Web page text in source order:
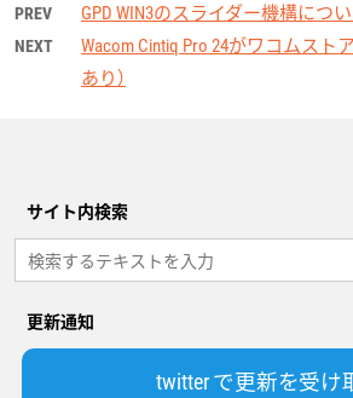
PREV GPD WIN3のスライダー機構につ
NEXT
Wacom Cintiq Pro 24がワコムスト
あり）
サイト内検索
更新通知
twitter で更新を受け